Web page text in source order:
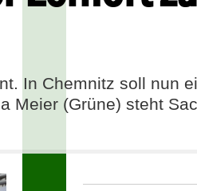
In Chemnitz soll nun
Meier (Grüne) steht